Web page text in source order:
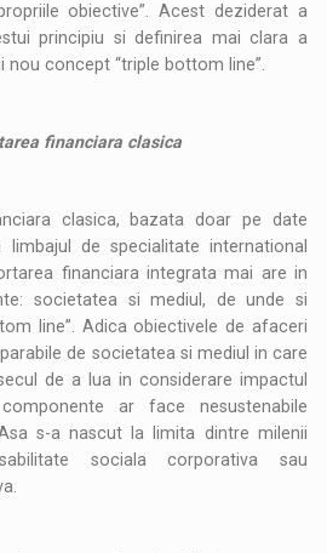
obiective”. Acest deziderat a
principiu si definirea mai clara a
nou concept “triple bottom line”.
financiara clasica
clasica, bazata doar pe date
de specialitate international
financiara integrata mai are in
societatea si mediul, de unde si
line”. Adica obiectivele de afaceri
de societatea si mediul in care
de a lua in considerare impactul
ar face nesustenabile
s-a nascut la limita dintre milenii
sociala corporativa sau